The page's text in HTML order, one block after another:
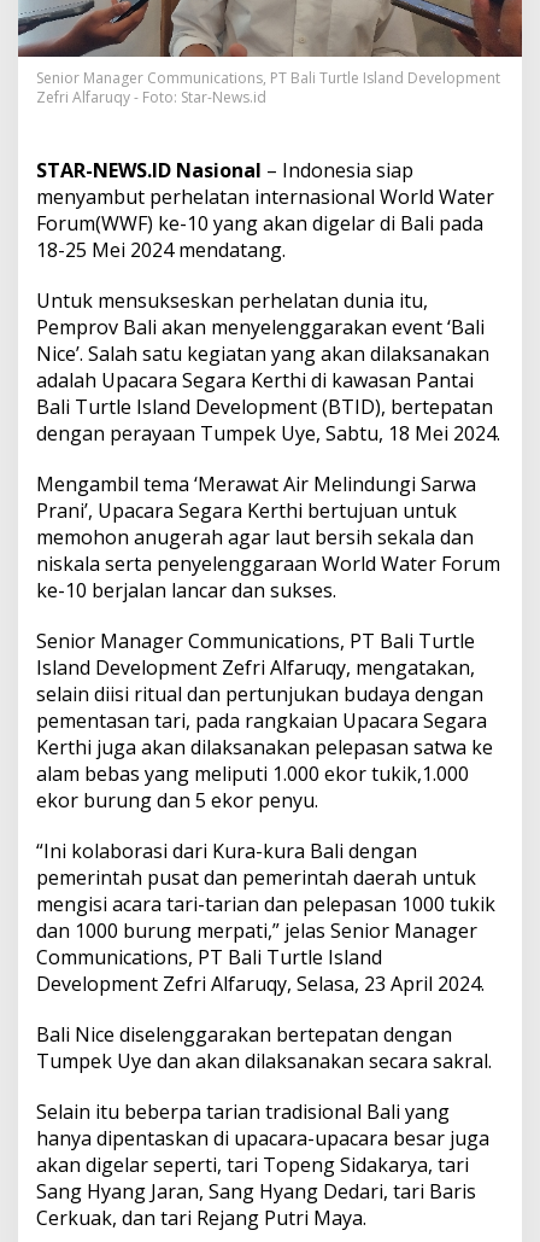
m
K
e
-
1
P
e
m
p
r
v
a
l
i
G
e
l
r
B
a
l
i
N
c
e
d
a
n
P
a
s
n
g
2
.
6
0
P
n
j
Senior Manager Communications, PT Bali Turtle Island Development
Zefri Alfaruqy - Foto: Star-News.id
STAR-NEWS.ID Nasional – Indonesia siap
menyambut perhelatan internasional World Water
Forum(WWF) ke-10 yang akan digelar di Bali pada
18-25 Mei 2024 mendatang.
Untuk mensukseskan perhelatan dunia itu,
Pemprov Bali akan menyelenggarakan event ‘Bali
Nice’. Salah satu kegiatan yang akan dilaksanakan
adalah Upacara Segara Kerthi di kawasan Pantai
Bali Turtle Island Development (BTID), bertepatan
dengan perayaan Tumpek Uye, Sabtu, 18 Mei 2024.
Mengambil tema ‘Merawat Air Melindungi Sarwa
Prani’, Upacara Segara Kerthi bertujuan untuk
memohon anugerah agar laut bersih sekala dan
niskala serta penyelenggaraan World Water Forum
ke-10 berjalan lancar dan sukses.
Senior Manager Communications, PT Bali Turtle
Island Development Zefri Alfaruqy, mengatakan,
selain diisi ritual dan pertunjukan budaya dengan
pementasan tari, pada rangkaian Upacara Segara
Kerthi juga akan dilaksanakan pelepasan satwa ke
alam bebas yang meliputi 1.000 ekor tukik,1.000
ekor burung dan 5 ekor penyu.
“Ini kolaborasi dari Kura-kura Bali dengan
pemerintah pusat dan pemerintah daerah untuk
mengisi acara tari-tarian dan pelepasan 1000 tukik
dan 1000 burung merpati,” jelas Senior Manager
Communications, PT Bali Turtle Island
Development Zefri Alfaruqy, Selasa, 23 April 2024.
Bali Nice diselenggarakan bertepatan dengan
Tumpek Uye dan akan dilaksanakan secara sakral.
Selain itu beberpa tarian tradisional Bali yang
hanya dipentaskan di upacara-upacara besar juga
akan digelar seperti, tari Topeng Sidakarya, tari
Sang Hyang Jaran, Sang Hyang Dedari, tari Baris
Cerkuak, dan tari Rejang Putri Maya.